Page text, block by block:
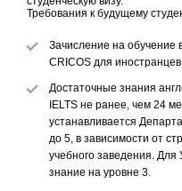
Требования к будущему
Зачисление на обучение
CRICOS для
Достаточные знания
IELTS не ранее, чем 24
устанавливается
до 5, в зависимости от
учебного заведения. Для
знание на уровне 3.